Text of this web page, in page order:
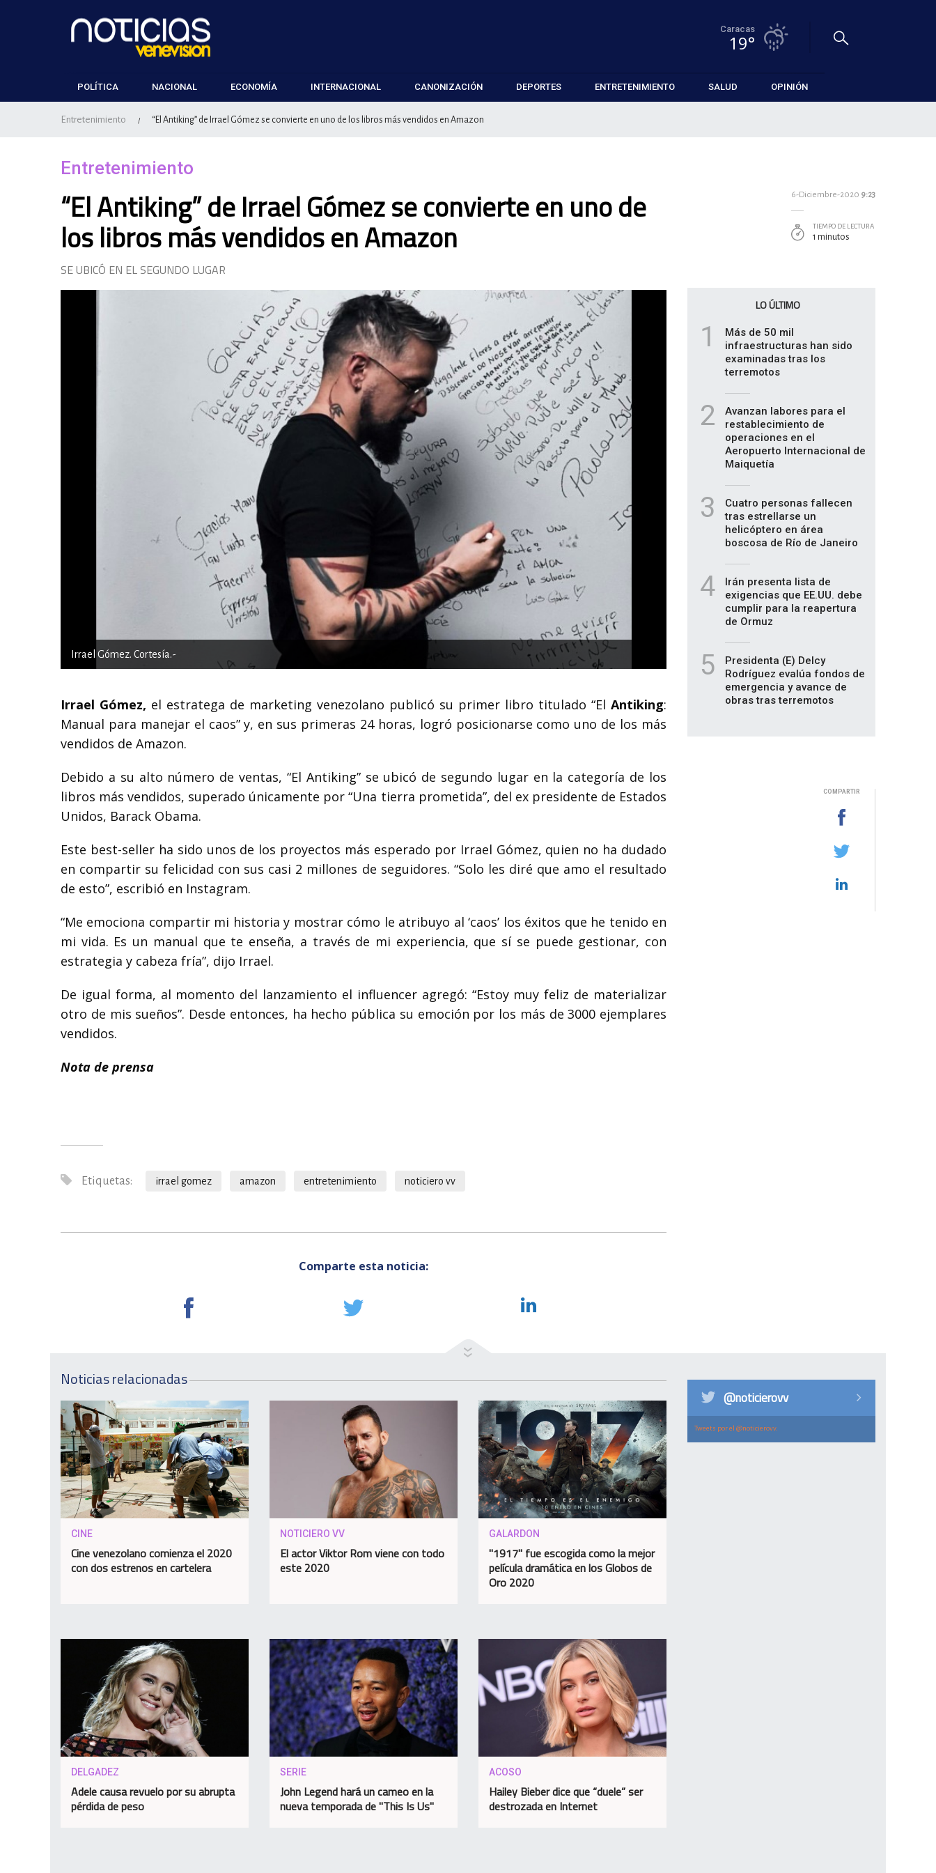
Caracas
19°
POLÍTICA NACIONAL ECONOMÍA INTERNACIONAL CANONIZACIÓN DEPORTES ENTRETENIMIENTO SALUD OPINIÓN
Entretenimiento / “El Antiking” de Irrael Gómez se convierte en uno de los libros más vendidos en Amazon
Entretenimiento
“El Antiking” de Irrael Gómez se convierte en uno de
los libros más vendidos en Amazon
SE UBICÓ EN EL SEGUNDO LUGAR
Irrael Gómez. Cortesía.-
Irrael Gómez, el estratega de marketing venezolano publicó su primer libro titulado “El Antiking:
Manual para manejar el caos” y, en sus primeras 24 horas, logró posicionarse como uno de los más
vendidos de Amazon.
Debido a su alto número de ventas, “El Antiking” se ubicó de segundo lugar en la categoría de los
libros más vendidos, superado únicamente por “Una tierra prometida”, del ex presidente de Estados
Unidos, Barack Obama.
Este best-seller ha sido unos de los proyectos más esperado por Irrael Gómez, quien no ha dudado
en compartir su felicidad con sus casi 2 millones de seguidores. “Solo les diré que amo el resultado
de esto”, escribió en Instagram.
“Me emociona compartir mi historia y mostrar cómo le atribuyo al ‘caos’ los éxitos que he tenido en
mi vida. Es un manual que te enseña, a través de mi experiencia, que sí se puede gestionar, con
estrategia y cabeza fría”, dijo Irrael.
De igual forma, al momento del lanzamiento el influencer agregó: “Estoy muy feliz de materializar
otro de mis sueños”. Desde entonces, ha hecho pública su emoción por los más de 3000 ejemplares
vendidos.
Nota de prensa
Etiquetas: irrael gomez amazon entretenimiento noticiero vv
Comparte esta noticia:
6-Diciembre-2020 9:23
TIEMPO DE LECTURA
1 minutos
LO ÚLTIMO
1
Más de 50 mil
infraestructuras han sido
examinadas tras los
terremotos
2
Avanzan labores para el
restablecimiento de
operaciones en el
Aeropuerto Internacional de
Maiquetía
3
Cuatro personas fallecen
tras estrellarse un
helicóptero en área
boscosa de Río de Janeiro
4
Irán presenta lista de
exigencias que EE.UU. debe
cumplir para la reapertura
de Ormuz
5
Presidenta (E) Delcy
Rodríguez evalúa fondos de
emergencia y avance de
obras tras terremotos
COMPARTIR
Noticias relacionadas
CINE
Cine venezolano comienza el 2020
con dos estrenos en cartelera
NOTICIERO VV
El actor Viktor Rom viene con todo
este 2020
GALARDON
"1917" fue escogida como la mejor
película dramática en los Globos de
Oro 2020
DELGADEZ
Adele causa revuelo por su abrupta
pérdida de peso
SERIE
John Legend hará un cameo en la
nueva temporada de "This Is Us"
ACOSO
Hailey Bieber dice que “duele” ser
destrozada en Internet
@noticierovv
Tweets por el @noticierovv.